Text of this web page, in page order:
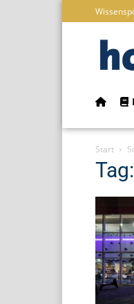
Start